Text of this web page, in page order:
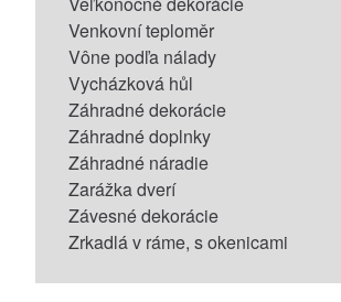
Venkovní teploměr
Vône podľa nálady
Vycházková hůl
Záhradné dekorácie
Záhradné doplnky
Záhradné náradie
Zarážka dverí
Závesné dekorácie
Zrkadlá v ráme, s okenicami